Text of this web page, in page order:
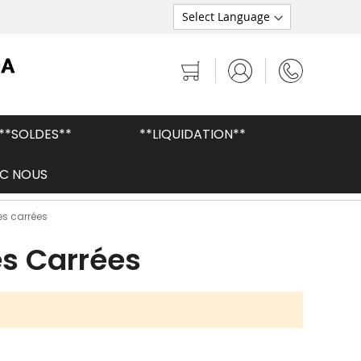
Mon panier
**LIQUIDATION**
NOUSPeaux brésiliennes de qualité supérieure
carrées
Carrées